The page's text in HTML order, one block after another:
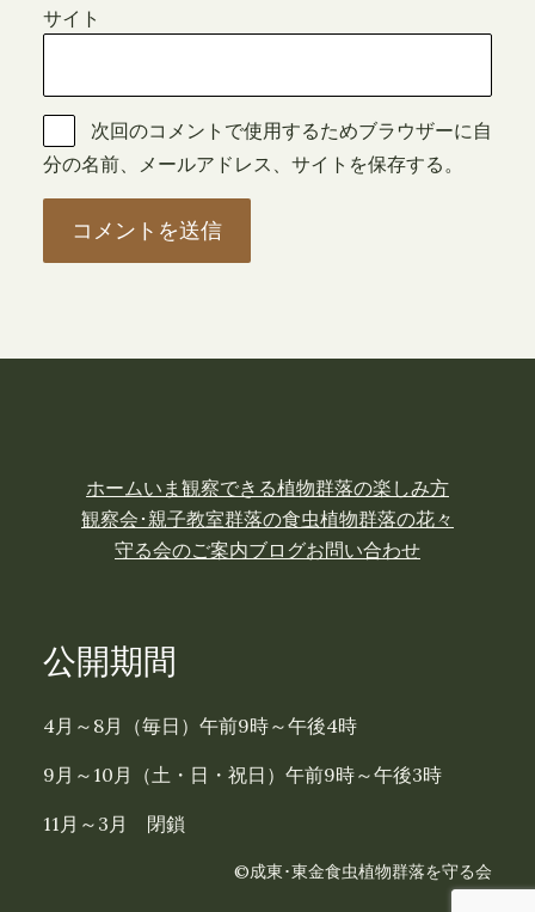
サイト
次回のコメントで使用するためブラウザーに自
分の名前、メールアドレス、サイトを保存する。
ホームいま観察できる植物群落の楽しみ方
観察会･親子教室群落の食虫植物群落の花々
守る会のご案内ブログお問い合わせ
公開期間
4月～8月（毎日）午前9時～午後4時
9月～10月（土・日・祝日）午前9時～午後3時
11月～3月 閉鎖
©成東･東金食虫植物群落を守る会